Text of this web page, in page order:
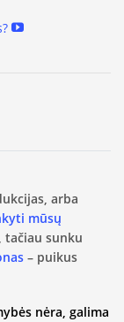
arba
mūsų
tačiau sunku
– puikus
nėra, galima